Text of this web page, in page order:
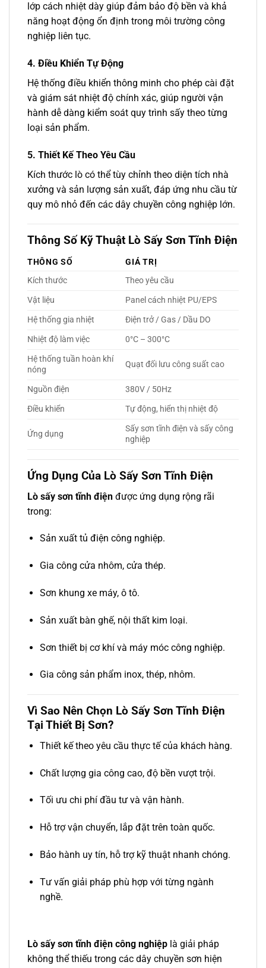
lớp cách nhiệt dày giúp đảm bảo độ bền và khả
năng hoạt động ổn định trong môi trường công
nghiệp liên tục.
4. Điều Khiển Tự Động
Hệ thống điều khiển thông minh cho phép cài đặt
và giám sát nhiệt độ chính xác, giúp người vận
hành dễ dàng kiểm soát quy trình sấy theo từng
loại sản phẩm.
5. Thiết Kế Theo Yêu Cầu
Kích thước lò có thể tùy chỉnh theo diện tích nhà
xưởng và sản lượng sản xuất, đáp ứng nhu cầu từ
quy mô nhỏ đến các dây chuyền công nghiệp lớn.
Thông Số Kỹ Thuật Lò Sấy Sơn Tĩnh Điện
THÔNG SỐ
GIÁ TRỊ
Kích thước
Theo yêu cầu
Vật liệu
Panel cách nhiệt PU/EPS
Hệ thống gia nhiệt
Điện trở / Gas / Dầu DO
Nhiệt độ làm việc
0°C – 300°C
Hệ thống tuần hoàn khí
nóng
Quạt đối lưu công suất cao
Nguồn điện
380V / 50Hz
Điều khiển
Tự động, hiển thị nhiệt độ
Ứng dụng
Sấy sơn tĩnh điện và sấy công
nghiệp
Ứng Dụng Của Lò Sấy Sơn Tĩnh Điện
Lò sấy sơn tĩnh điện được ứng dụng rộng rãi
trong:
Sản xuất tủ điện công nghiệp.
Gia công cửa nhôm, cửa thép.
Sơn khung xe máy, ô tô.
Sản xuất bàn ghế, nội thất kim loại.
Sơn thiết bị cơ khí và máy móc công nghiệp.
Gia công sản phẩm inox, thép, nhôm.
Vì Sao Nên Chọn Lò Sấy Sơn Tĩnh Điện
Tại Thiết Bị Sơn?
Thiết kế theo yêu cầu thực tế của khách hàng.
Chất lượng gia công cao, độ bền vượt trội.
Tối ưu chi phí đầu tư và vận hành.
Hỗ trợ vận chuyển, lắp đặt trên toàn quốc.
Bảo hành uy tín, hỗ trợ kỹ thuật nhanh chóng.
Tư vấn giải pháp phù hợp với từng ngành
nghề.
Lò sấy sơn tĩnh điện công nghiệp là giải pháp
không thể thiếu trong các dây chuyền sơn hiện